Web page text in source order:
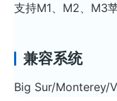
支持M1、M2、M3
兼容系统
Big Sur/Monterey/